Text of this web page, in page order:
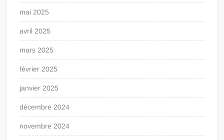
mai 2025
avril 2025
mars 2025
février 2025
janvier 2025
décembre 2024
novembre 2024